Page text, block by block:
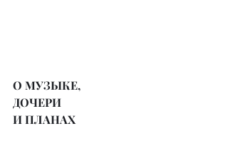
О МУЗЫКЕ,
ДОЧЕРИ
И ПЛАНАХ